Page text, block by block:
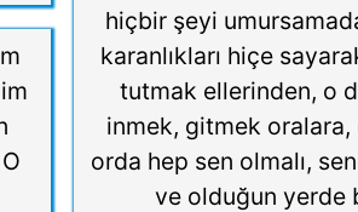
hiçbir şeyi
karanlıkları hiçe
tutmak ellerinden, o
inmek, gitmek oralara,
orda hep sen olmalı,
ve olduğun yerde